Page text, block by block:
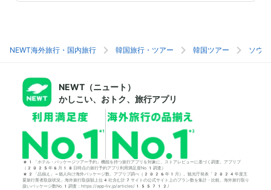
NEWT海外旅行・国内旅行 韓国旅行・ツアー 韓国ツアー ソウ
NEWT（ニュート）
かしこい、おトク、旅行アプリ
*1「ホテル・パッケージツアー予約」機能を持つ旅行アプリを対象に、ストアレビューに基づく調査。アプリブ
（2025年6月18日時点の旅行予約アプリ利用満足度No.1調査）
*2「品揃え」＝個人向け海外パッケージ数。アプリブ調べ（2026年1月）。観光庁発表「2024年度主
要旅行業者取扱状況」海外旅行取扱額上位4社含む計7サイトの公式サイト上のプラン数を集計・比較。海外旅行取り
扱いパッケージ数No.1調査：https://app-liv.jp/articles/155712/